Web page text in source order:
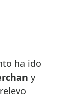
ha ido
y